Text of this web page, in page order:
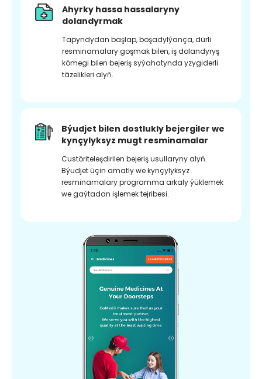
Ahyrky hassa hassalaryny
dolandyrmak
Tapyndydan başlap, boşadylýança, dürli
resminamalary goşmak bilen, iş dolandyryş
kömegi bilen bejeriş syýahatynda yzygiderli
täzelikleri alyň.
Býudjet bilen dostlukly bejergiler we
kynçylyksyz mugt resminamalar
Custöriteleşdirilen bejeriş usullaryny alyň.
Býudjet üçin amatly we kynçylyksyz
resminamalary programma arkaly ýüklemek
we gaýtadan işlemek tejribesi.